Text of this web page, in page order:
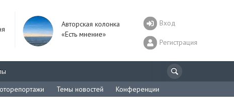
Авторская колонка
«Есть мнение»
Вход
Регистрация
Темы новостей Конференции